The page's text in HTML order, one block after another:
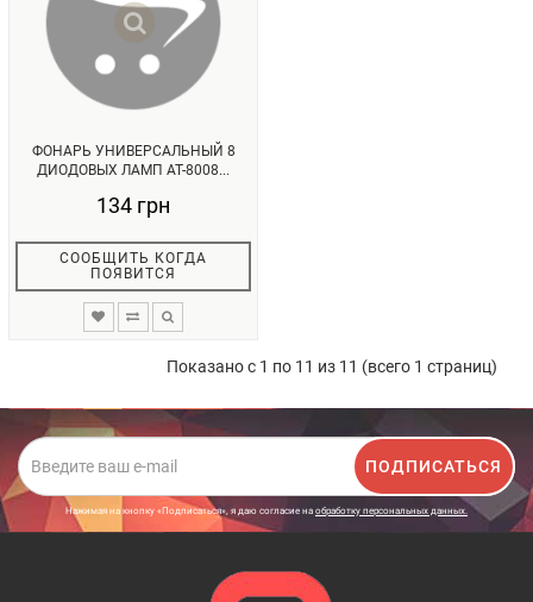
ФОНАРЬ УНИВЕРСАЛЬНЫЙ 8
ДИОДОВЫХ ЛАМП AT-8008...
134 грн
СООБЩИТЬ КОГДА
ПОЯВИТСЯ
Показано с 1 по 11 из 11 (всего 1 страниц)
ПОДПИСАТЬСЯ
Нажимая на кнопку «Подписаться», я даю cогласие на обработку персональных данных.